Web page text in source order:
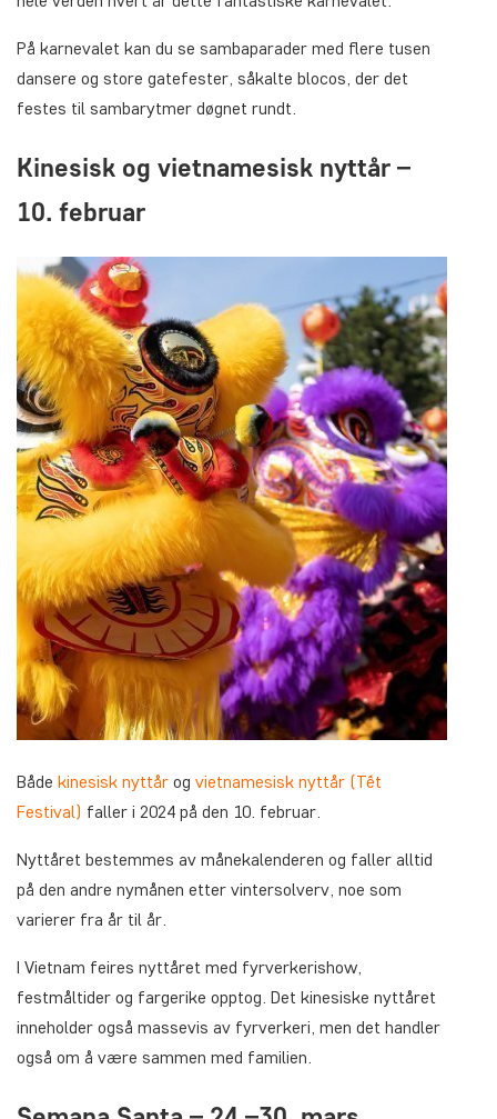
På karnevalet kan du se sambaparader med flere tusen
dansere og store gatefester, såkalte blocos, der det
festes til sambarytmer døgnet rundt.
Kinesisk og vietnamesisk nyttår –
10. februar
Både kinesisk nyttår og vietnamesisk nyttår (Tết
Festival) faller i 2024 på den 10. februar.
Nyttåret bestemmes av månekalenderen og faller alltid
på den andre nymånen etter vintersolverv, noe som
varierer fra år til år.
I Vietnam feires nyttåret med fyrverkerishow,
festmåltider og fargerike opptog. Det kinesiske nyttåret
inneholder også massevis av fyrverkeri, men det handler
også om å være sammen med familien.